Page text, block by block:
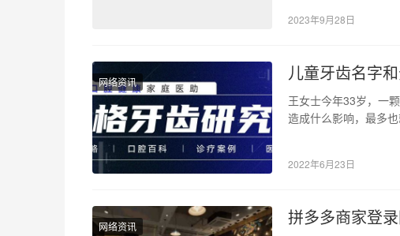
2023年9月28日
网络资讯 儿童牙齿名字
王女士今年33岁，一
造成什么影响，最多
2022年6月23日
网络资讯 拼多多商家登